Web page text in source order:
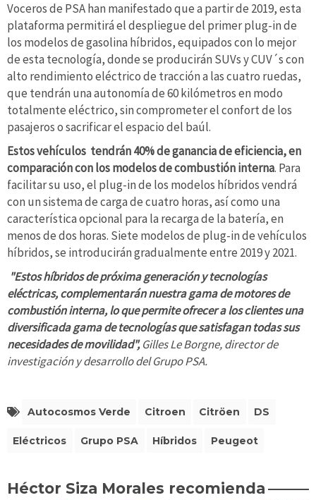
Voceros de PSA han manifestado que a partir de 2019, esta
plataforma permitirá el despliegue del primer plug-in de
los modelos de gasolina híbridos, equipados con lo mejor
de esta tecnología, donde se producirán SUVs y CUV´s con
alto rendimiento eléctrico de tracción a las cuatro ruedas,
que tendrán una autonomía de 60 kilómetros en modo
totalmente eléctrico, sin comprometer el confort de los
pasajeros o sacrificar el espacio del baúl.
Estos vehículos tendrán 40% de ganancia de eficiencia, en
comparación con los modelos de combustión interna. Para
facilitar su uso, el plug-in de los modelos híbridos vendrá
con un sistema de carga de cuatro horas, así como una
característica opcional para la recarga de la batería, en
menos de dos horas. Siete modelos de plug-in de vehículos
híbridos, se introducirán gradualmente entre 2019 y 2021.
"Estos híbridos de próxima generación y tecnologías
eléctricas, complementarán nuestra gama de motores de
combustión interna, lo que permite ofrecer a los clientes una
diversificada gama de tecnologías que satisfagan todas sus
necesidades de movilidad",Gilles Le Borgne, director de
investigación y desarrollo del Grupo PSA.
Autocosmos Verde Citroen Citröen DS
Eléctricos Grupo PSA Híbridos Peugeot
Héctor Siza Morales recomienda